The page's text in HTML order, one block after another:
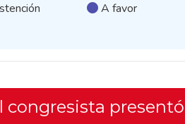
A favor
congresista